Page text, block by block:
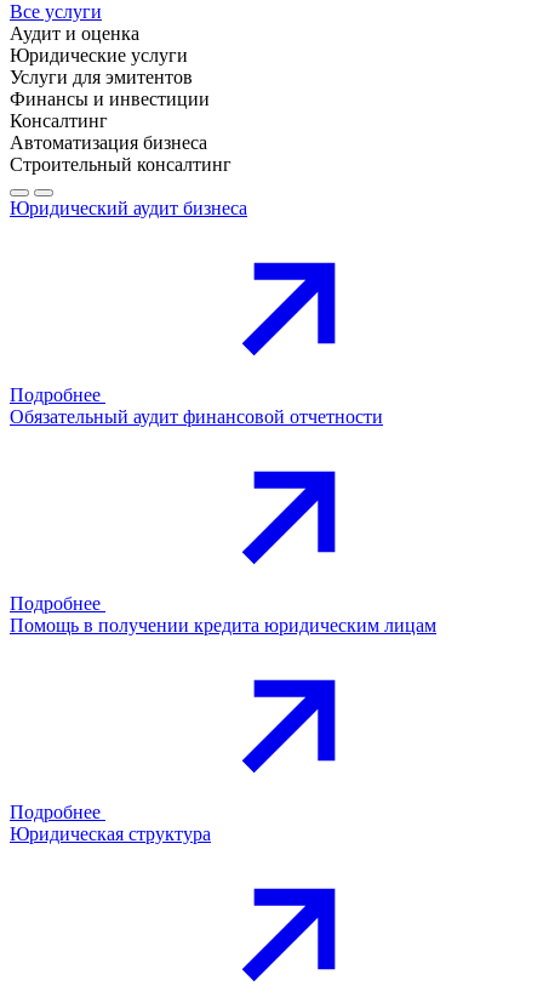
Все услуги
Аудит и оценка
Юридические услуги
Услуги для эмитентов
Финансы и инвестиции
Консалтинг
Автоматизация бизнеса
Строительный консалтинг
Юридический аудит бизнеса
Подробнее
Обязательный аудит финансовой отчетности
Подробнее
Помощь в получении кредита юридическим лицам
Подробнее
Юридическая структура